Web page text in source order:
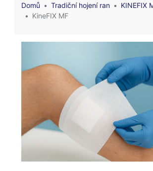
Domů Tradiční hojení ran
KINEFIX
KineFIX MF